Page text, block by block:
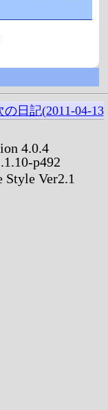
の日記(2011-04-13
4.0.4
p492